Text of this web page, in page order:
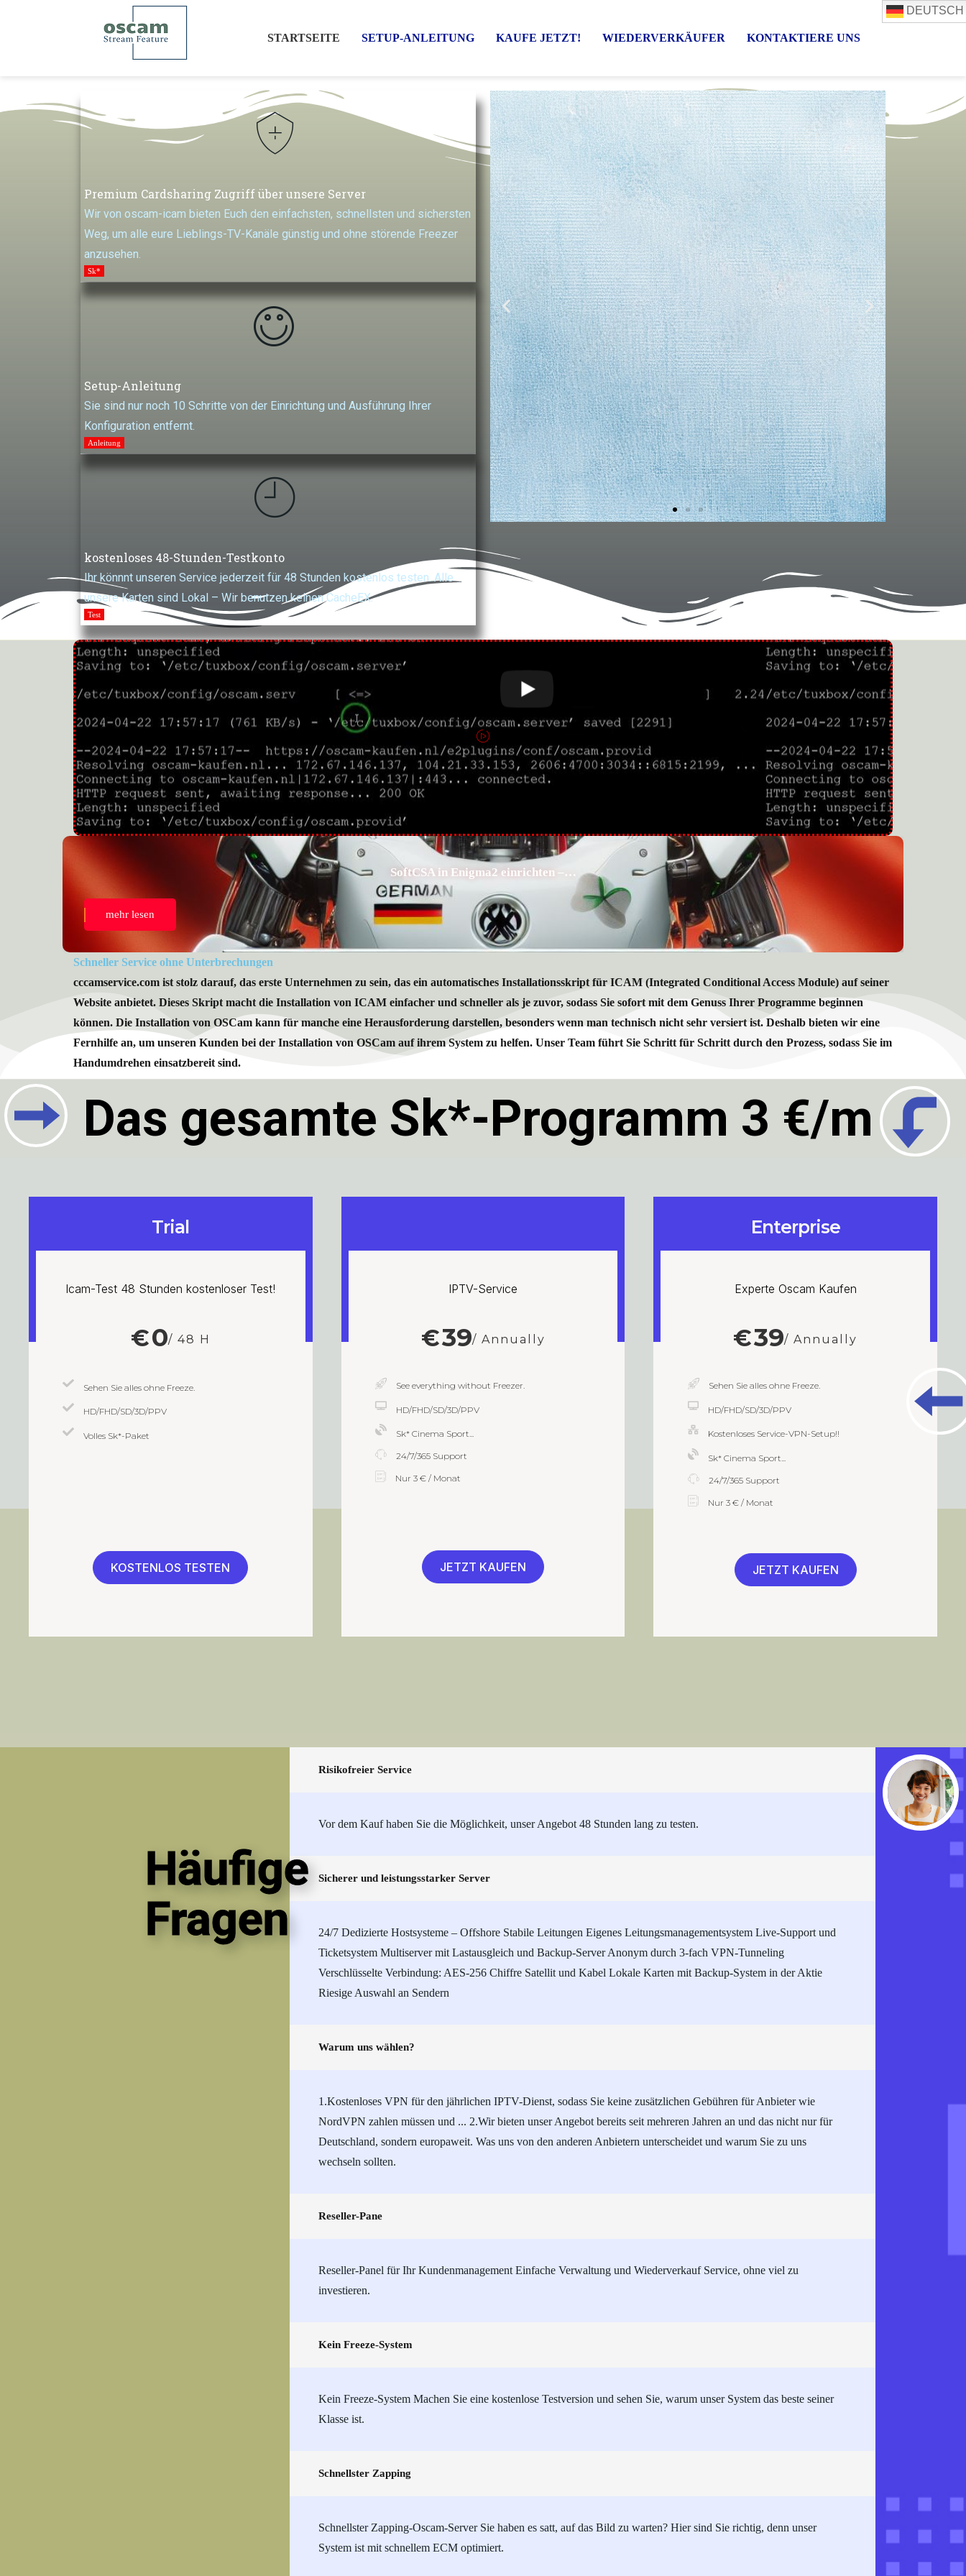
STARTSEITE SETUP-ANLEITUNG KAUFE JETZT! WIEDERVERKÄUFER KONTAKTIERE UNS
DEUTSCH
Premium Cardsharing Zugriff über unsere Server
Wir von oscam-icam bieten Euch den einfachsten, schnellsten und sichersten
Weg, um alle eure Lieblings-TV-Kanäle günstig und ohne störende Freezer
anzusehen.
Sk*
Setup-Anleitung
Sie sind nur noch 10 Schritte von der Einrichtung und Ausführung Ihrer
Konfiguration entfernt.
Anleitung
kostenloses 48-Stunden-Testkonto
Ihr könnnt unseren Service jederzeit für 48 Stunden kostenlos testen. Alle
unsere Karten sind Lokal – Wir benutzen keinen CacheEX.
Test
kein
Einfrierdienst
Sehen Sie sich alle Sk*-
Programme ohne Freeze an
Klicken Sie hier
kostenloser 48-
Stunden-Test
SoftCSA in Enigma2 einrichten –…
mehr lesen
Schneller Service ohne Unterbrechungen
cccamservice.com ist stolz darauf, das erste Unternehmen zu sein, das ein automatisches Installationsskript für ICAM (Integrated Conditional Access Module) auf seiner
Website anbietet. Dieses Skript macht die Installation von ICAM einfacher und schneller als je zuvor, sodass Sie sofort mit dem Genuss Ihrer Programme beginnen
können. Die Installation von OSCam kann für manche eine Herausforderung darstellen, besonders wenn man technisch nicht sehr versiert ist. Deshalb bieten wir eine
Fernhilfe an, um unseren Kunden bei der Installation von OSCam auf ihrem System zu helfen. Unser Team führt Sie Schritt für Schritt durch den Prozess, sodass Sie im
Handumdrehen einsatzbereit sind.
Das gesamte Sk*-Programm 3 €/m
Trial
Icam-Test 48 Stunden kostenloser Test!
€0/ 48 H
Sehen Sie alles ohne Freeze.
HD/FHD/SD/3D/PPV
Volles Sk*-Paket
KOSTENLOS TESTEN
IPTV-Service
€39/ Annually
See everything without Freezer.
HD/FHD/SD/3D/PPV
Sk* Cinema Sport...
24/7/365 Support
Nur 3 € / Monat
JETZT KAUFEN
Enterprise
Experte Oscam Kaufen
€39/ Annually
Sehen Sie alles ohne Freeze.
HD/FHD/SD/3D/PPV
Kostenloses Service-VPN-Setup!!
Sk* Cinema Sport...
24/7/365 Support
Nur 3 € / Monat
JETZT KAUFEN
Häufige
Fragen
Risikofreier Service
Vor dem Kauf haben Sie die Möglichkeit, unser Angebot 48 Stunden lang zu testen.
Sicherer und leistungsstarker Server
24/7 Dedizierte Hostsysteme – Offshore Stabile Leitungen Eigenes Leitungsmanagementsystem Live-Support und
Ticketsystem Multiserver mit Lastausgleich und Backup-Server Anonym durch 3-fach VPN-Tunneling
Verschlüsselte Verbindung: AES-256 Chiffre Satellit und Kabel Lokale Karten mit Backup-System in der Aktie
Riesige Auswahl an Sendern
Warum uns wählen?
1.Kostenloses VPN für den jährlichen IPTV-Dienst, sodass Sie keine zusätzlichen Gebühren für Anbieter wie
NordVPN zahlen müssen und ... 2.Wir bieten unser Angebot bereits seit mehreren Jahren an und das nicht nur für
Deutschland, sondern europaweit. Was uns von den anderen Anbietern unterscheidet und warum Sie zu uns
wechseln sollten.
Reseller-Pane
Reseller-Panel für Ihr Kundenmanagement Einfache Verwaltung und Wiederverkauf Service, ohne viel zu
investieren.
Kein Freeze-System
Kein Freeze-System Machen Sie eine kostenlose Testversion und sehen Sie, warum unser System das beste seiner
Klasse ist.
Schnellster Zapping
Schnellster Zapping-Oscam-Server Sie haben es satt, auf das Bild zu warten? Hier sind Sie richtig, denn unser
System ist mit schnellem ECM optimiert.